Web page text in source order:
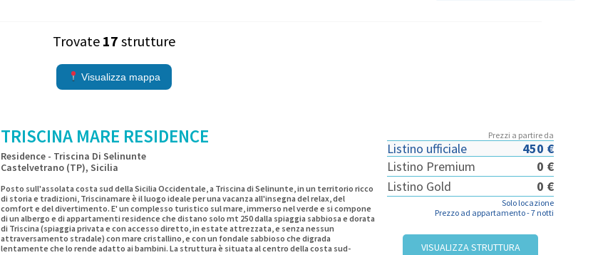
Trovate 17 strutture
Visualizza mappa
TRISCINA MARE RESIDENCE
Residence - Triscina Di Selinunte
Castelvetrano (TP), Sicilia
Posto sull'assolata costa sud della Sicilia Occidentale, a Triscina di Selinunte, in un territorio ricco
di storia e tradizioni, Triscinamare è il luogo ideale per una vacanza all'insegna del relax, del
comfort e del divertimento. E' un complesso turistico sul mare, immerso nel verde e si compone
di un albergo e di appartamenti residence che distano solo mt 250 dalla spiaggia sabbiosa e dorata
di Triscina (spiaggia privata e con accesso diretto, in estate attrezzata, e senza nessun
attraversamento stradale) con mare cristallino, e con un fondale sabbioso che digrada
lentamente che lo rende adatto ai bambini. La struttura è situata al centro della costa sud-
Prezzi a partire da
Listino ufficiale
450 €
Listino Premium
0 €
Listino Gold
0 €
Solo locazione
Prezzo ad appartamento -7 notti
VISUALIZZA STRUTTURA